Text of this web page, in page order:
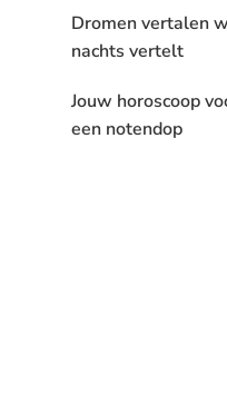
Dromen vertalen
nachts vertelt
Jouw horoscoop
een notendop